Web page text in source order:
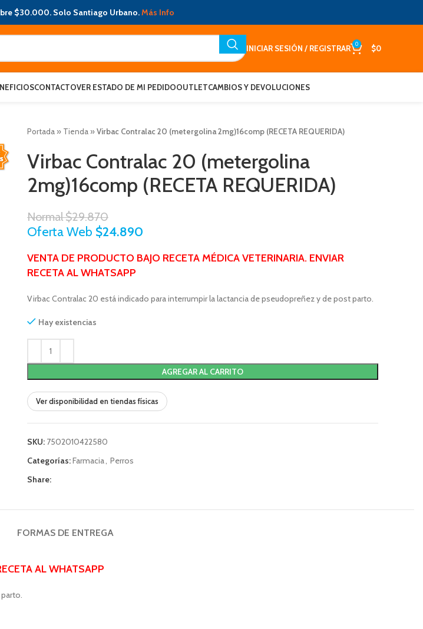
$30.000. Solo Santiago Urbano.Más Info
INICIAR SESIÓN / REGISTRAR 0 $0
CONTACTOVER ESTADO DE MI PEDIDOOUTLETCAMBIOS Y DEVOLUCIONES
Portada » Tienda »Virbac Contralac 20 (metergolina 2mg)16comp (RECETA REQUERIDA)
Virbac Contralac 20 (metergolina
2mg)16comp (RECETA REQUERIDA)
Normal$29.870
Oferta Web $24.890
VENTA DE PRODUCTO BAJO RECETA MÉDICA VETERINARIA. ENVIAR
RECETA ALWHATSAPP
Virbac Contralac 20 está indicado para interrumpir la lactancia de pseudopreñez y de post parto.
Hay existencias
AGREGAR AL CARRITO
Ver disponibilidad en tiendas físicas
SKU: 7502010422580
Categorías:Farmacia, Perros
Share:
FORMAS DE ENTREGA
ALWHATSAPP